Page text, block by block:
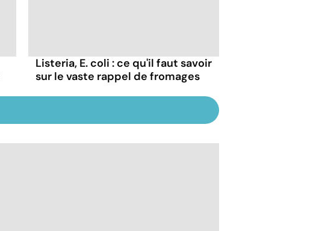
Listeria, E. coli : ce qu'il faut savoir
sur le vaste rappel de fromages